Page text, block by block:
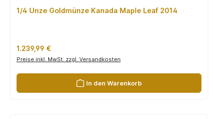
1/4 Unze Goldmünze Kanada Maple Leaf 2014
Regulärer Preis:
1.239,99 €
Preise inkl. MwSt. zzgl. Versandkosten
In den Warenkorb